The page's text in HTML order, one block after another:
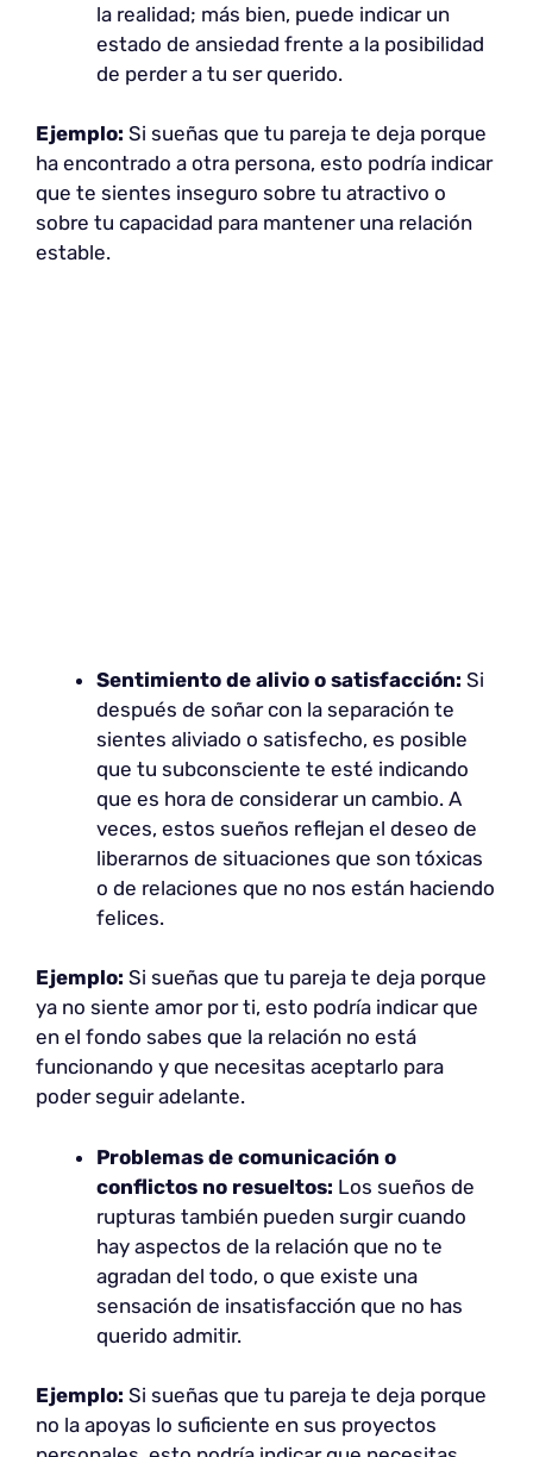
la realidad; más bien, puede indicar un
estado de ansiedad frente a la posibilidad
de perder a tu ser querido.
Ejemplo: Si sueñas que tu pareja te deja porque
ha encontrado a otra persona, esto podría indicar
que te sientes inseguro sobre tu atractivo o
sobre tu capacidad para mantener una relación
estable.
Sentimiento de alivio o satisfacción: Si
después de soñar con la separación te
sientes aliviado o satisfecho, es posible
que tu subconsciente te esté indicando
que es hora de considerar un cambio. A
veces, estos sueños reflejan el deseo de
liberarnos de situaciones que son tóxicas
o de relaciones que no nos están haciendo
felices.
Ejemplo: Si sueñas que tu pareja te deja porque
ya no siente amor por ti, esto podría indicar que
en el fondo sabes que la relación no está
funcionando y que necesitas aceptarlo para
poder seguir adelante.
Problemas de comunicación o
conflictos no resueltos: Los sueños de
rupturas también pueden surgir cuando
hay aspectos de la relación que no te
agradan del todo, o que existe una
sensación de insatisfacción que no has
querido admitir.
Ejemplo: Si sueñas que tu pareja te deja porque
no la apoyas lo suficiente en sus proyectos